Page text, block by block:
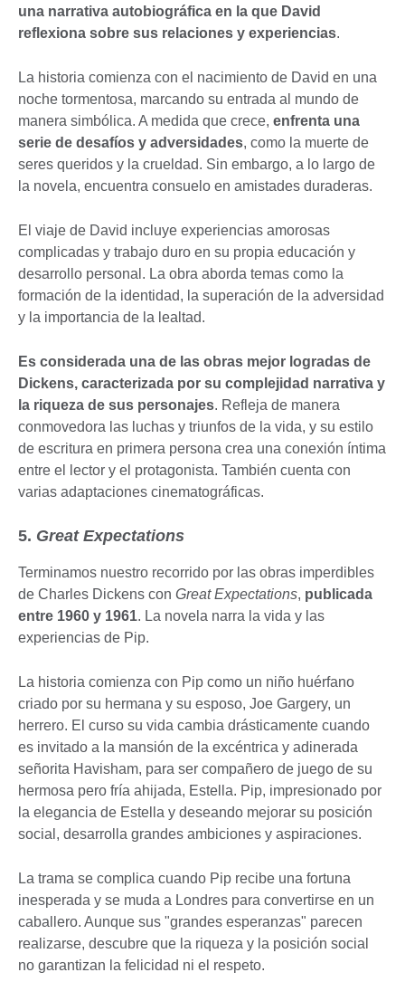
una narrativa autobiográfica en la que David
reflexiona sobre sus relaciones y experiencias.
La historia comienza con el nacimiento de David en una
noche tormentosa, marcando su entrada al mundo de
manera simbólica. A medida que crece, enfrenta una
serie de desafíos y adversidades, como la muerte de
seres queridos y la crueldad. Sin embargo, a lo largo de
la novela, encuentra consuelo en amistades duraderas.
El viaje de David incluye experiencias amorosas
complicadas y trabajo duro en su propia educación y
desarrollo personal. La obra aborda temas como la
formación de la identidad, la superación de la adversidad
y la importancia de la lealtad.
Es considerada una de las obras mejor logradas de
Dickens, caracterizada por su complejidad narrativa y
la riqueza de sus personajes. Refleja de manera
conmovedora las luchas y triunfos de la vida, y su estilo
de escritura en primera persona crea una conexión íntima
entre el lector y el protagonista. También cuenta con
varias adaptaciones cinematográficas.
5. Great Expectations
Terminamos nuestro recorrido por las obras imperdibles
de Charles Dickens con Great Expectations, publicada
entre 1960 y 1961. La novela narra la vida y las
experiencias de Pip.
La historia comienza con Pip como un niño huérfano
criado por su hermana y su esposo, Joe Gargery, un
herrero. El curso su vida cambia drásticamente cuando
es invitado a la mansión de la excéntrica y adinerada
señorita Havisham, para ser compañero de juego de su
hermosa pero fría ahijada, Estella. Pip, impresionado por
la elegancia de Estella y deseando mejorar su posición
social, desarrolla grandes ambiciones y aspiraciones.
La trama se complica cuando Pip recibe una fortuna
inesperada y se muda a Londres para convertirse en un
caballero. Aunque sus "grandes esperanzas" parecen
realizarse, descubre que la riqueza y la posición social
no garantizan la felicidad ni el respeto.